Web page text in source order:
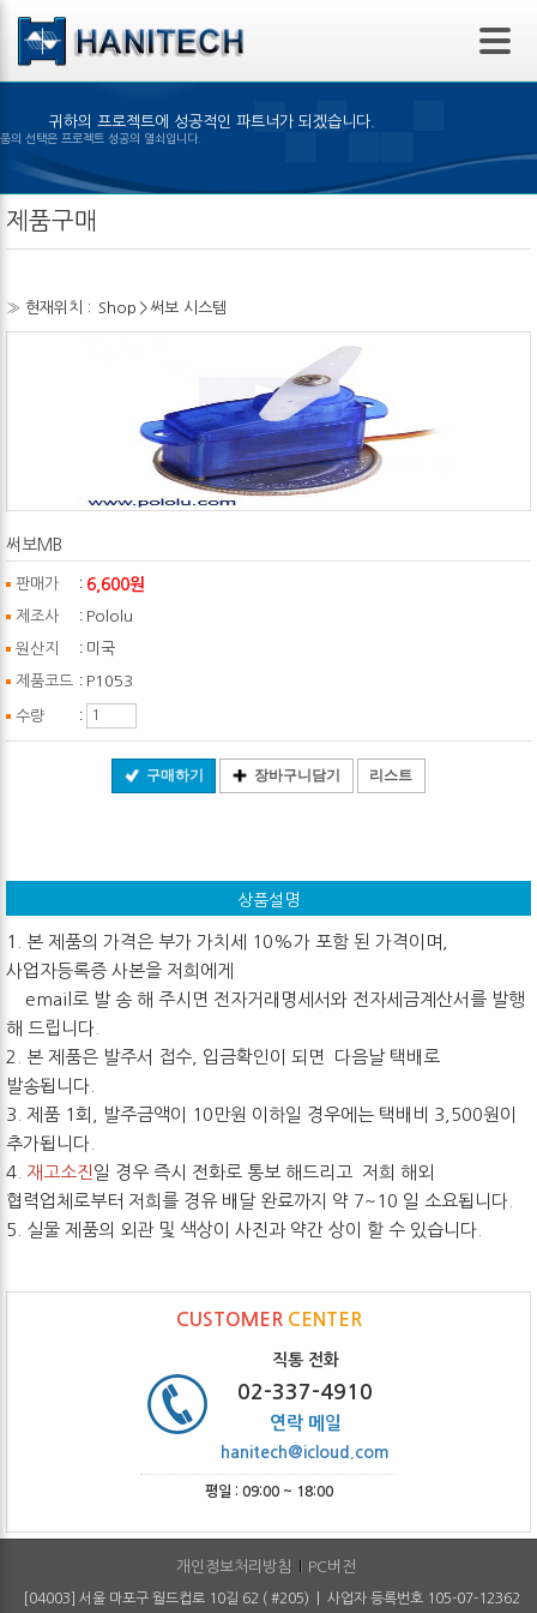
본문 바로가기
귀하의 프로젝트에 성공적인 파트너가 되겠습니다.
알맞은 제품의 선택은 프로젝트 성공의 열쇠입니다.
제품구매
» 현재위치 : Shop > 써보 시스템
써보MB
판매가 : 6,600원
제조사 : Pololu
원산지 : 미국
제품코드 : P1053
수량 :
구매하기 장바구니담기 리스트
상품설명
1. 본 제품의 가격은 부가 가치세 10%가 포함 된 가격이며,
사업자등록증 사본을 저희에게
email로 발 송 해 주시면 전자거래명세서와 전자세금계산서를 발행
해 드립니다.
2. 본 제품은 발주서 접수, 입금확인이 되면 다음날 택배로
발송됩니다.
3. 제품 1회, 발주금액이 10만원 이하일 경우에는 택배비 3,500원이
추가됩니다.
4. 재고소진 일 경우 즉시 전화로 통보 해드리고 저희 해외
협력업체로부터 저희를 경유 배달 완료까지 약 7~10 일 소요됩니다.
5. 실물 제품의 외관 및 색상이 사진과 약간 상이 할 수 있습니다.
CUSTOMER CENTER
직통 전화
02-337-4910
연락 메일
hanitech@icloud.com
평일 : 09:00 ~ 18:00
개인정보처리방침 PC버전
[04003] 서울 마포구 월드컵로 10길 62 ( #205) | 사업자 등록번호 105-07-12362